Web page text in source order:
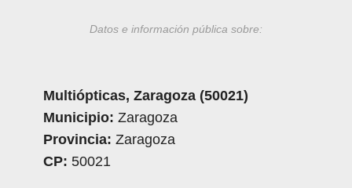
Datos e información pública sobre:
Multiópticas, Zaragoza (50021)
Municipio: Zaragoza
Provincia: Zaragoza
CP: 50021